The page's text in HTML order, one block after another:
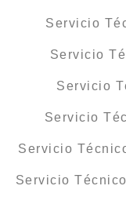
Servicio
Servicio
Servicio
Servicio
Servicio
Servicio